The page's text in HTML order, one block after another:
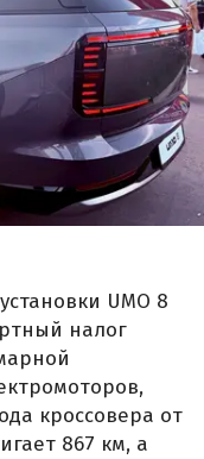
UMO 8
налог
кроссовера от
867 км, а